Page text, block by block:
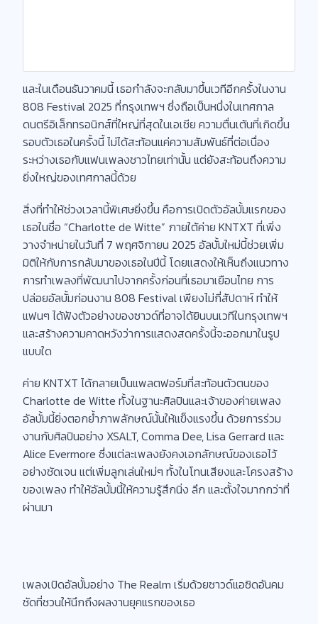
และในเดือนธันวาคมนี้ เธอกำลังจะกลับมาขึ้นเวทีอีกครั้งในงาน
808 Festival 2025 ที่กรุงเทพฯ ซึ่งถือเป็นหนึ่งในเทศกาล
ดนตรีอิเล็กทรอนิกส์ที่ใหญ่ที่สุดในเอเชีย ความตื่นเต้นที่เกิดขึ้น
รอบตัวเธอในครั้งนี้ ไม่ได้สะท้อนแค่ความสัมพันธ์ที่ต่อเนื่อง
ระหว่างเธอกับแฟนเพลงชาวไทยเท่านั้น แต่ยังสะท้อนถึงความ
ยิ่งใหญ่ของเทศกาลนี้ด้วย
สิ่งที่ทำให้ช่วงเวลานี้พิเศษยิ่งขึ้น คือการเปิดตัวอัลบั้มแรกของ
เธอในชื่อ “Charlotte de Witte” ภายใต้ค่าย KNTXT ที่เพิ่ง
วางจำหน่ายในวันที่ 7 พฤศจิกายน 2025 อัลบั้มใหม่นี้ช่วยเพิ่ม
มิติให้กับการกลับมาของเธอในปีนี้ โดยแสดงให้เห็นถึงแนวทาง
การทำเพลงที่พัฒนาไปจากครั้งก่อนที่เธอมาเยือนไทย การ
ปล่อยอัลบั้มก่อนงาน 808 Festival เพียงไม่กี่สัปดาห์ ทำให้
แฟนๆ ได้ฟังตัวอย่างของซาวด์ที่อาจได้ยินบนเวทีในกรุงเทพฯ
และสร้างความคาดหวังว่าการแสดงสดครั้งนี้จะออกมาในรูป
แบบใด
ค่าย KNTXT ได้กลายเป็นแพลตฟอร์มที่สะท้อนตัวตนของ
Charlotte de Witte ทั้งในฐานะศิลปินและเจ้าของค่ายเพลง
อัลบั้มนี้ยิ่งตอกย้ำภาพลักษณ์นั้นให้แข็งแรงขึ้น ด้วยการร่วม
งานกับศิลปินอย่าง XSALT, Comma Dee, Lisa Gerrard และ
Alice Evermore ซึ่งแต่ละเพลงยังคงเอกลักษณ์ของเธอไว้
อย่างชัดเจน แต่เพิ่มลูกเล่นใหม่ๆ ทั้งในโทนเสียงและโครงสร้าง
ของเพลง ทำให้อัลบั้มนี้ให้ความรู้สึกนิ่ง ลึก และตั้งใจมากกว่าที่
ผ่านมา
เพลงเปิดอัลบั้มอย่าง The Realm เริ่มด้วยซาวด์แอซิดอันคม
ชัดที่ชวนให้นึกถึงผลงานยุคแรกของเธอ